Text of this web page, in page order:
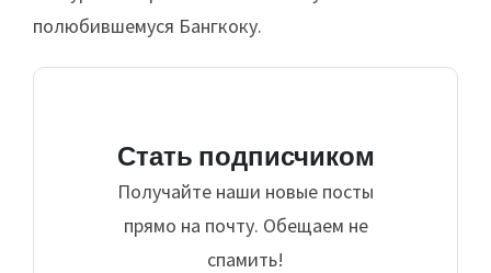
полюбившемуся Бангкоку.
Стать подписчиком
Получайте наши новые посты
прямо на почту. Обещаем не
спамить!